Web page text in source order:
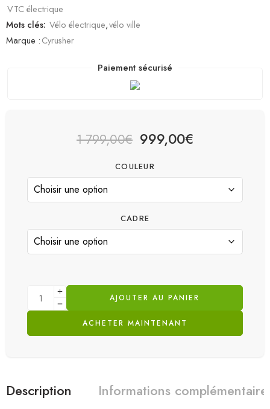
VTC électrique
Mots clés: Vélo électrique,vélo ville
Marque :Cyrusher
Paiement sécurisé
1 799,00€ 999,00€
COULEUR
CADRE
AJOUTER AU PANIER
ACHETER MAINTENANT
Description Informations